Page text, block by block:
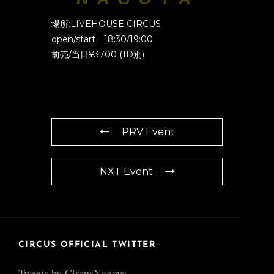
場所:LIVEHOUSE CIRCUS
open/start 18:30/19:00
前売/当日¥3700 (1D別)
PRV Event
NXT Event
CIRCUS OFFICIAL TWITTER